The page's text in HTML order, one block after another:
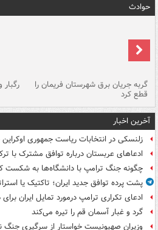
حوادث
گربه جریان برق شهرستان فریمان را
قطع کرد
آخرین اخبار
زلنسکی در انتخابات ریاست جمهوری
ادعاهای عربستان درباره توافق مشترک با
چگونه جنگ ترامپ با دانشگاه‌ها به
پشت پرده توافق جدید ایران؛ تاکتیک یا
ادعای تکراری ترامپ درمورد تمایل ایران
گرد و غبار آسمان قم را تیره می‌کند
وزیران صهیونیست خواستار از سرگیری جنگ